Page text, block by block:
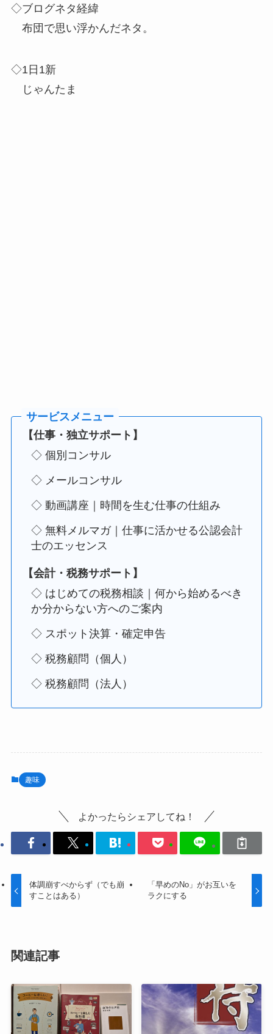
◇ブログネタ経緯
布団で思い浮かんだネタ。
◇1日1新
じゃんたま
【仕事・独立サポート】
◇ 個別コンサル
◇ メールコンサル
◇ 動画講座｜時間を生む仕事の仕組み
◇ 無料メルマガ｜仕事に活かせる公認会計
士のエッセンス
【会計・税務サポート】
◇ はじめての税務相談｜何から始めるべき
か分からない方へのご案内
◇ スポット決算・確定申告
◇ 税務顧問（個人）
◇ 税務顧問（法人）
趣味
よかったらシェアしてね！
体調崩すべからず（でも崩
すことはある）
「早めのNo」がお互いを
ラクにする
関連記事